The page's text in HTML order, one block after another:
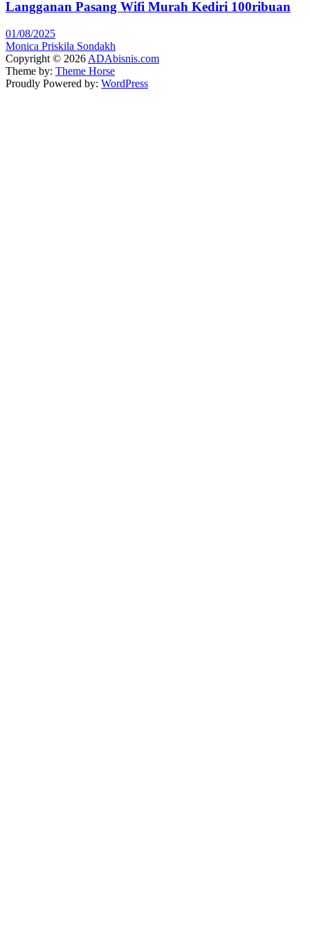
Langganan Pasang Wifi Murah Kediri 100ribuan
01/08/2025
Monica Priskila Sondakh
Copyright © 2026 ADAbisnis.com
Theme by: Theme Horse
Proudly Powered by: WordPress